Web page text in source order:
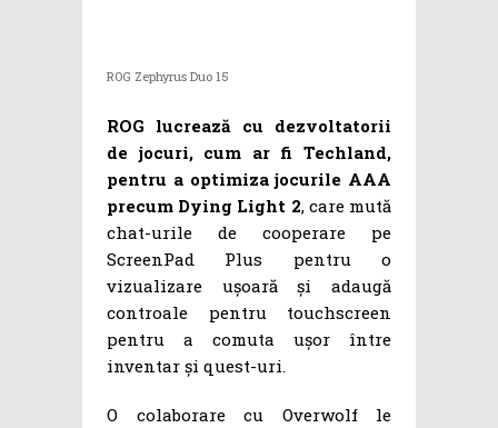
ROG Zephyrus Duo 15
ROG lucrează cu dezvoltatorii
de jocuri, cum ar fi Techland,
pentru a optimiza jocurile AAA
precum Dying Light 2, care mută
chat-urile de cooperare pe
ScreenPad Plus pentru o
vizualizare ușoară și adaugă
controale pentru touchscreen
pentru a comuta ușor între
inventar și quest-uri.
O colaborare cu Overwolf le